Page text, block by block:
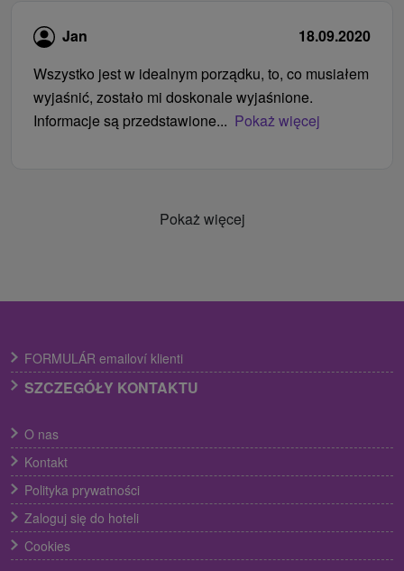
Jan
18.09.2020
Wszystko jest w idealnym porządku, to, co musiałem
wyjaśnić, zostało mi doskonale wyjaśnione.
Informacje są przedstawione... Pokaż więcej
Pokaż więcej
FORMULÁR emailoví klienti
SZCZEGÓŁY KONTAKTU
O nas
Kontakt
Polityka prywatności
Zaloguj się do hoteli
Cookies